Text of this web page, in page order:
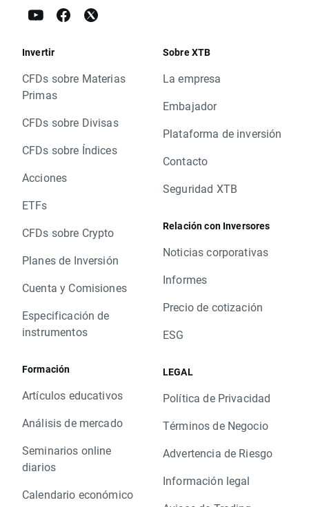
Invertir
CFDs sobre Materias
Primas
CFDs sobre Divisas
CFDs sobre Índices
Acciones
ETFs
CFDs sobre Crypto
Planes de Inversión
Cuenta y Comisiones
Especificación de
instrumentos
Formación
Artículos educativos
Análisis de mercado
Seminarios online
diarios
Calendario económico
Sobre XTB
La empresa
Embajador
Plataforma de inversión
Contacto
Seguridad XTB
Relación con Inversores
Noticias corporativas
Informes
Precio de cotización
ESG
LEGAL
Política de Privacidad
Términos de Negocio
Advertencia de Riesgo
Información legal